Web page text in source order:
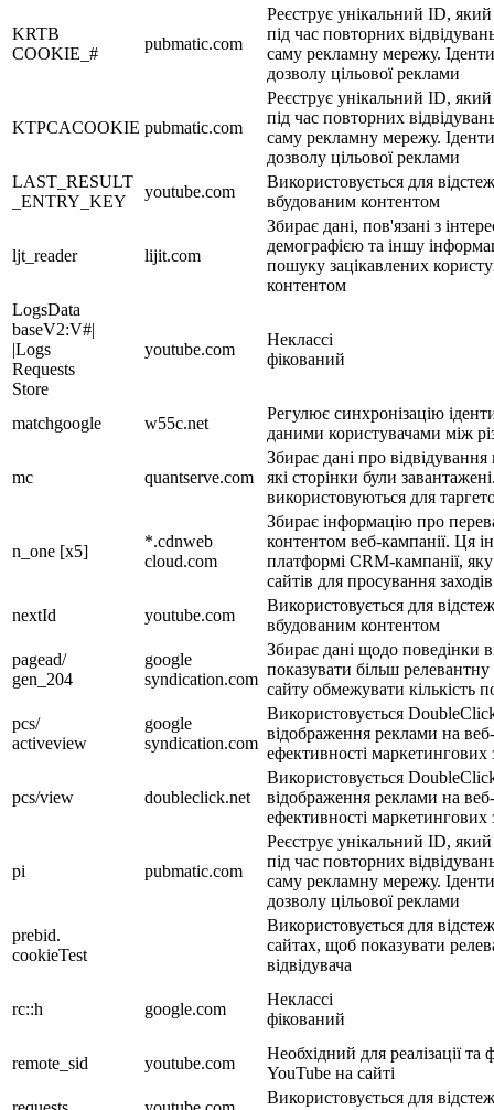
KRTB
COOKIE_#
pubmatic.com
Реєструє унікальний ID, який
під час повторних
саму рекламну мережу.
дозволу цільової реклами
KTPCACOOKIE pubmatic.com
Реєструє унікальний ID, який
під час повторних
саму рекламну мережу.
дозволу цільової реклами
LAST_RESULT
_ENTRY_KEY
youtube.com
Використовується для
вбудованим контентом
ljt_reader lijit.com
Збирає дані, пов'язані з
демографією та іншу
пошуку зацікавлених
контентом
LogsData
baseV2:V#|
|Logs
Requests
Store
youtube.com
Неклассі
фікований
matchgoogle w55c.net
Регулює синхронізацію
даними користувачами між
mc quantserve.com
Збирає дані про
які сторінки були
використовуються для
n_one [x5]
*.cdnweb
cloud.com
Збирає інформацію про
контентом веб-кампанії. Ця
платформі CRM-кампанії,
сайтів для просування
nextId
youtube.com
Використовується для
вбудованим контентом
pagead/
gen_204
google
syndication.com
Збирає дані щодо поведінки
показувати більш
сайту обмежувати кількість
pcs/
activeview
google
syndication.com
Використовується
відображення реклами на
ефективності маркетингових
pcs/view doubleclick.net
Використовується
відображення реклами на
ефективності маркетингових
pi pubmatic.com
Реєструє унікальний ID, який
під час повторних
саму рекламну мережу.
дозволу цільової реклами
prebid.
cookieTest
Використовується для
сайтах, щоб показувати
відвідувача
rc::h google.com
Неклассі
фікований
remote_sid youtube.com
Необхідний для реалізації та
YouTube на сайті
Використовується для